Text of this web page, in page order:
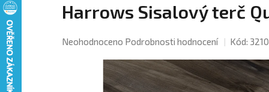
Harrows Sisalový terč
Průměrné
Neohodnoceno Podrobnosti hodnocení Kód: